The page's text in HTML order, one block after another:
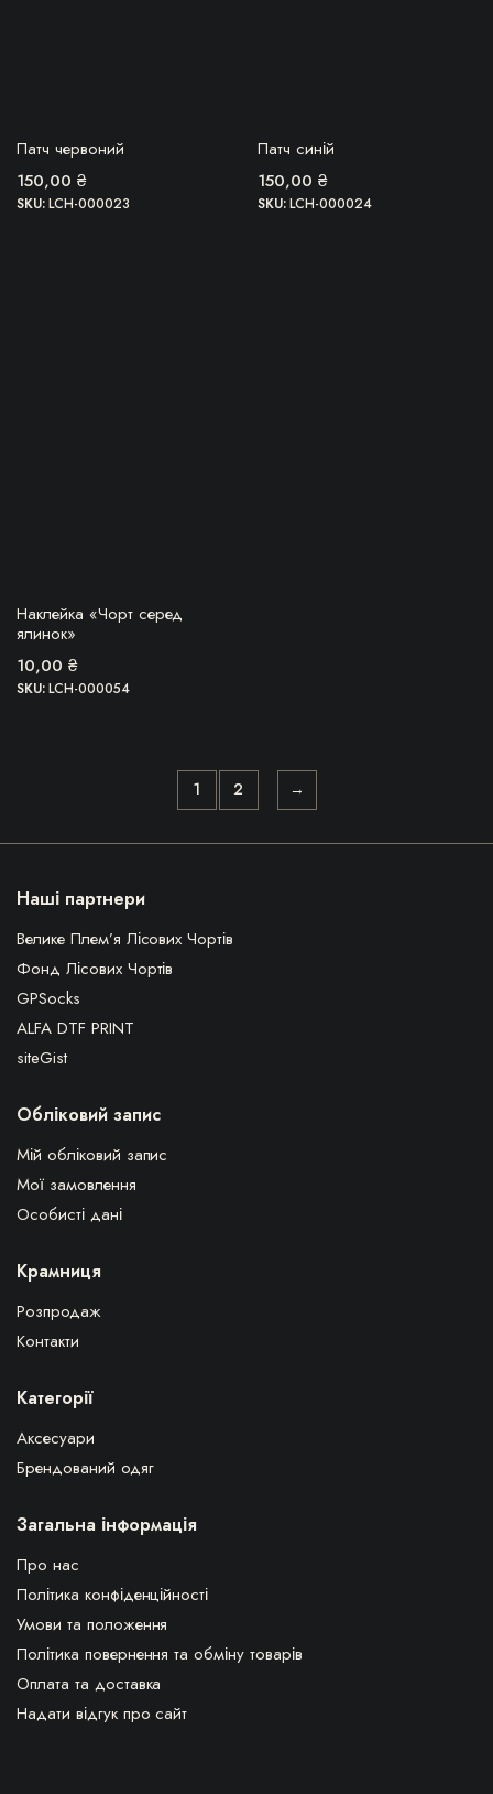
БЕРУ!
Патч червоний
150,00 ₴
SKU:LCH-000023
Патч синій
150,00 ₴
SKU:LCH-000024
БЕРУ!
Наклейка «Чорт серед
ялинок»
10,00 ₴
SKU:LCH-000054
1 2 →
Наші партнери
Велике Плем’я Лісових Чортів
Фонд Лісових Чортів
GPSocks
ALFA DTF PRINT
siteGist
Обліковий запис
Мій обліковий запис
Мої замовлення
Особисті дані
Крамниця
Розпродаж
Контакти
Категорії
Аксесуари
Брендований одяг
Загальна інформація
Про нас
Політика конфіденційності
Умови та положення
Політика повернення та обміну товарів
Оплата та доставка
Надати відгук про сайт